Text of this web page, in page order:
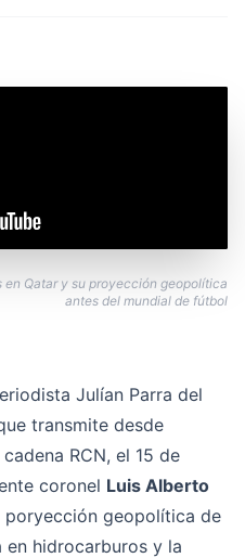
Qatar y su proyección geopolítica
antes del mundial de fútbol
Julían Parra del
transmite desde
RCN, el 15 de
coronel Luis Alberto
poryección geopolítica de
en hidrocarburos y la